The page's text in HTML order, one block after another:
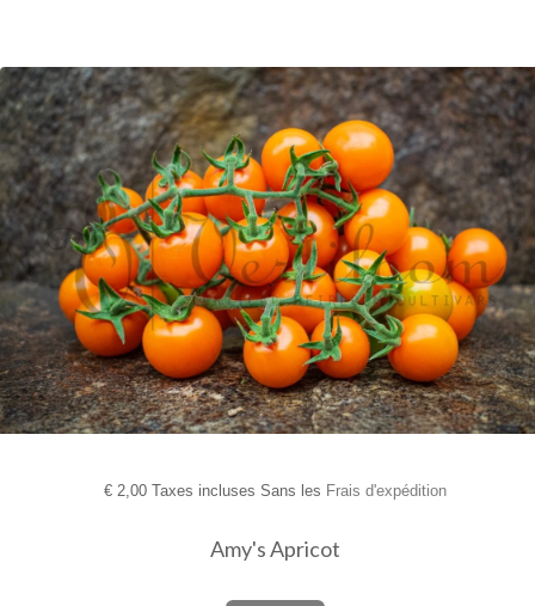
€2,00 Taxes incluses Sans les Frais d'expédition
Amy's Apricot